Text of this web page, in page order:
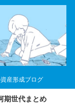
産形成ブログ
期世代まとめ